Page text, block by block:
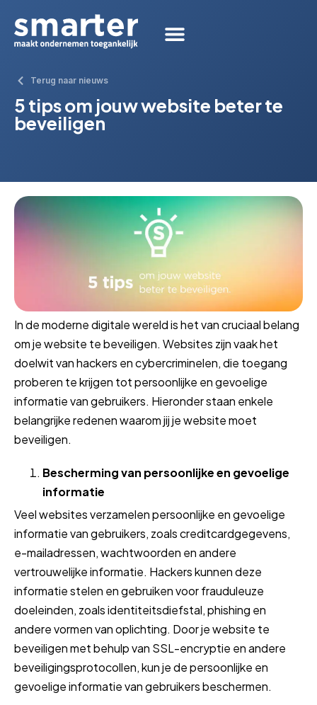
Terug naar nieuws
5 tips om jouw website beter te
beveiligen
In de moderne digitale wereld is het van cruciaal belang
om je website te beveiligen. Websites zijn vaak het
doelwit van hackers en cybercriminelen, die toegang
proberen te krijgen tot persoonlijke en gevoelige
informatie van gebruikers. Hieronder staan enkele
belangrijke redenen waarom jij je website moet
beveiligen.
Bescherming van persoonlijke en gevoelige
informatie
Veel websites verzamelen persoonlijke en gevoelige
informatie van gebruikers, zoals creditcardgegevens,
e-mailadressen, wachtwoorden en andere
vertrouwelijke informatie. Hackers kunnen deze
informatie stelen en gebruiken voor frauduleuze
doeleinden, zoals identiteitsdiefstal, phishing en
andere vormen van oplichting. Door je website te
beveiligen met behulp van SSL-encryptie en andere
beveiligingsprotocollen, kun je de persoonlijke en
gevoelige informatie van gebruikers beschermen.